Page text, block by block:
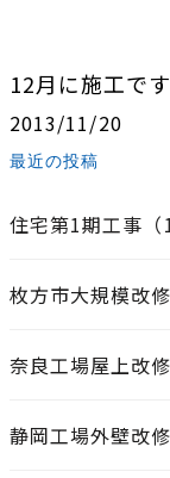
12月に施工です
2013/11/20
最近の投稿
住宅第1期工事（
枚方市大規模改
奈良工場屋上改
静岡工場外壁改